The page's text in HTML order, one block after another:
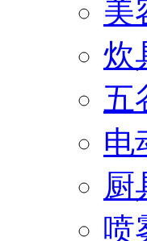
美
炊
五
电
厨
喷